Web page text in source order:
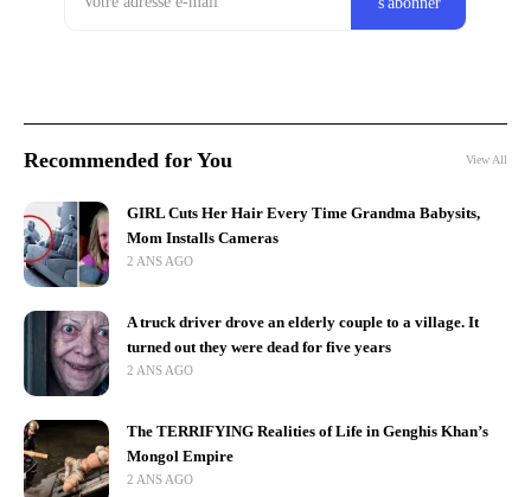
Recommended for You View All
GIRL Cuts Her Hair Every Time Grandma Babysits,
Mom Installs Cameras
2 ANS AGO
A truck driver drove an elderly couple to a village. It
turned out they were dead for five years
2 ANS AGO
The TERRIFYING Realities of Life in Genghis Khan’s
Mongol Empire
2 ANS AGO